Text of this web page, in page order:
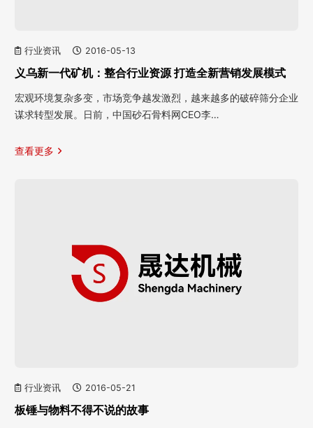
行业资讯 2016-05-13
义乌新一代矿机：整合行业资源 打造全新营销发展模式
宏观环境复杂多变，市场竞争越发激烈，越来越多的破碎筛分企业
谋求转型发展。日前，中国砂石骨料网CEO李…
查看更多
行业资讯 2016-05-21
板锤与物料不得不说的故事